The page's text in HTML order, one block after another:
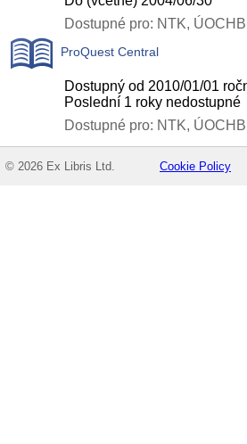
Dostupné pro: NTK, ÚOCHB
ProQuest Central
Dostupný od 2010/01/01
Poslední 1 roky nedostupné
Dostupné pro: NTK, ÚOCHB
© 2026 Ex Libris Ltd. Cookie Policy